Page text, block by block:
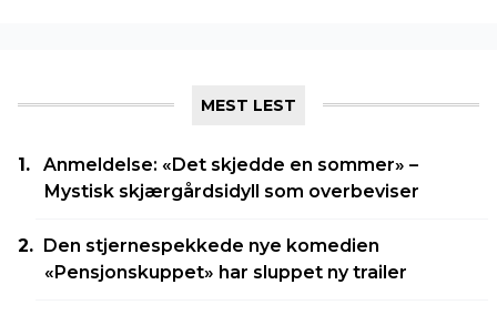
MEST LEST
Anmeldelse: «Det skjedde en sommer» –
Mystisk skjærgårdsidyll som overbeviser
Den stjernespekkede nye komedien
«Pensjonskuppet» har sluppet ny trailer